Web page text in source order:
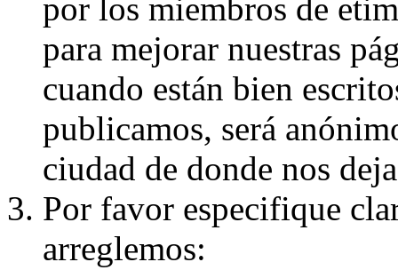
por los miembros de
para mejorar nuestras
cuando están bien
publicamos, será
ciudad de donde nos
Por favor especifique
arreglemos: